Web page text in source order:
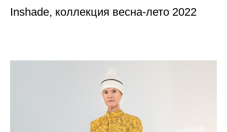
Inshade, коллекция весна-лето 2022